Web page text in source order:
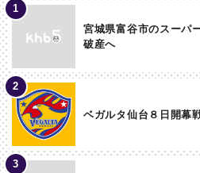
宮城県富谷市のスーパ
破産へ
ベガルタ仙台８日開